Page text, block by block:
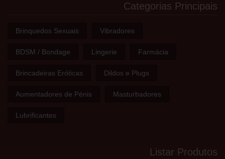
Categorias Principais
Brinquedos Sexuais Vibradores
BDSM / Bondage Lingerie Farmácia
Brincadeiras Eróticas Dildos e Plugs
Aumentadores de Pénis Masturbadores
Lubrificantes
Listar Produtos